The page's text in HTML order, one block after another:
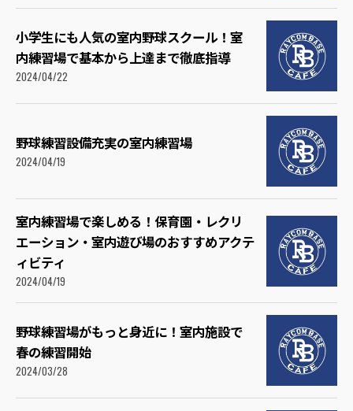
小学生にも人気の室内野球スクール！室
内練習場で基本から上達まで徹底指導
2024/04/22
野球練習設備充実の室内練習場
2024/04/19
室内練習場で楽しめる！保育園・レクリ
エーション・室内遊び場のおすすめアクテ
ィビティ
2024/04/19
野球練習場がもっと身近に！室内施設で
春の練習開始
2024/03/28